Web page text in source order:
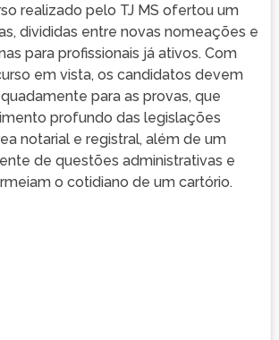
realizado pelo TJ MS ofertou um
divididas entre novas nomeações e
para profissionais já ativos. Com
em vista, os candidatos devem
para as provas, que
profundo das legislações
notarial e registral, além de um
de questões administrativas e
o cotidiano de um cartório.